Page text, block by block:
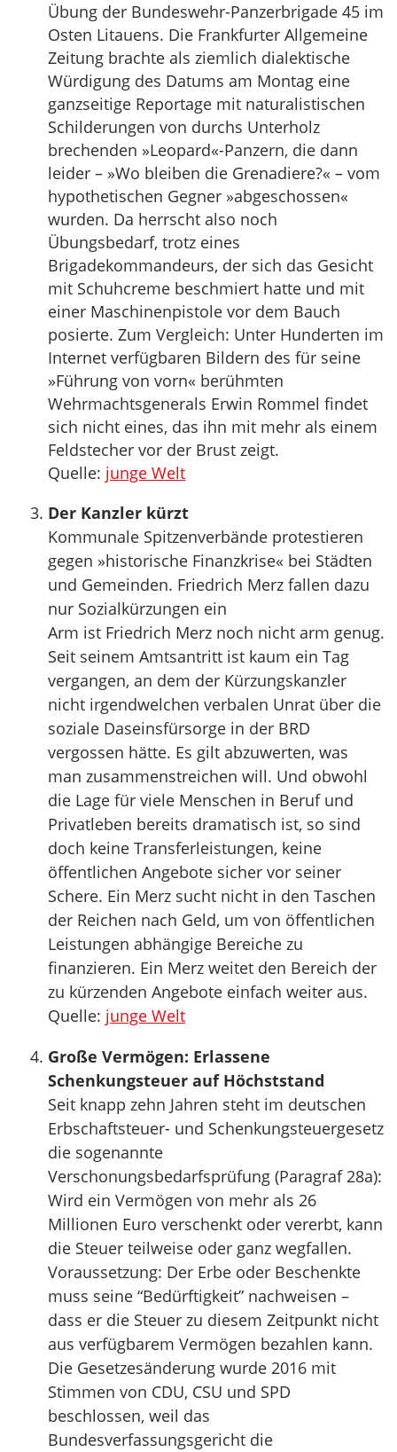
Übung der Bundeswehr-Panzerbrigade 45 im
Osten Litauens. Die Frankfurter Allgemeine
Zeitung brachte als ziemlich dialektische
Würdigung des Datums am Montag eine
ganzseitige Reportage mit naturalistischen
Schilderungen von durchs Unterholz
brechenden »Leopard«-Panzern, die dann
leider – »Wo bleiben die Grenadiere?« – vom
hypothetischen Gegner »abgeschossen«
wurden. Da herrscht also noch
Übungsbedarf, trotz eines
Brigadekommandeurs, der sich das Gesicht
mit Schuhcreme beschmiert hatte und mit
einer Maschinenpistole vor dem Bauch
posierte. Zum Vergleich: Unter Hunderten im
Internet verfügbaren Bildern des für seine
»Führung von vorn« berühmten
Wehrmachtsgenerals Erwin Rommel findet
sich nicht eines, das ihn mit mehr als einem
Feldstecher vor der Brust zeigt.
Quelle: junge Welt
Der Kanzler kürzt
Kommunale Spitzenverbände protestieren
gegen »historische Finanzkrise« bei Städten
und Gemeinden. Friedrich Merz fallen dazu
nur Sozialkürzungen ein
Arm ist Friedrich Merz noch nicht arm genug.
Seit seinem Amtsantritt ist kaum ein Tag
vergangen, an dem der Kürzungskanzler
nicht irgendwelchen verbalen Unrat über die
soziale Daseinsfürsorge in der BRD
vergossen hätte. Es gilt abzuwerten, was
man zusammenstreichen will. Und obwohl
die Lage für viele Menschen in Beruf und
Privatleben bereits dramatisch ist, so sind
doch keine Transferleistungen, keine
öffentlichen Angebote sicher vor seiner
Schere. Ein Merz sucht nicht in den Taschen
der Reichen nach Geld, um von öffentlichen
Leistungen abhängige Bereiche zu
finanzieren. Ein Merz weitet den Bereich der
zu kürzenden Angebote einfach weiter aus.
Quelle: junge Welt
Große Vermögen: Erlassene
Schenkungsteuer auf Höchststand
Seit knapp zehn Jahren steht im deutschen
Erbschaftsteuer- und Schenkungsteuergesetz
die sogenannte
Verschonungsbedarfsprüfung (Paragraf 28a):
Wird ein Vermögen von mehr als 26
Millionen Euro verschenkt oder vererbt, kann
die Steuer teilweise oder ganz wegfallen.
Voraussetzung: Der Erbe oder Beschenkte
muss seine “Bedürftigkeit” nachweisen –
dass er die Steuer zu diesem Zeitpunkt nicht
aus verfügbarem Vermögen bezahlen kann.
Die Gesetzesänderung wurde 2016 mit
Stimmen von CDU, CSU und SPD
beschlossen, weil das
Bundesverfassungsgericht die